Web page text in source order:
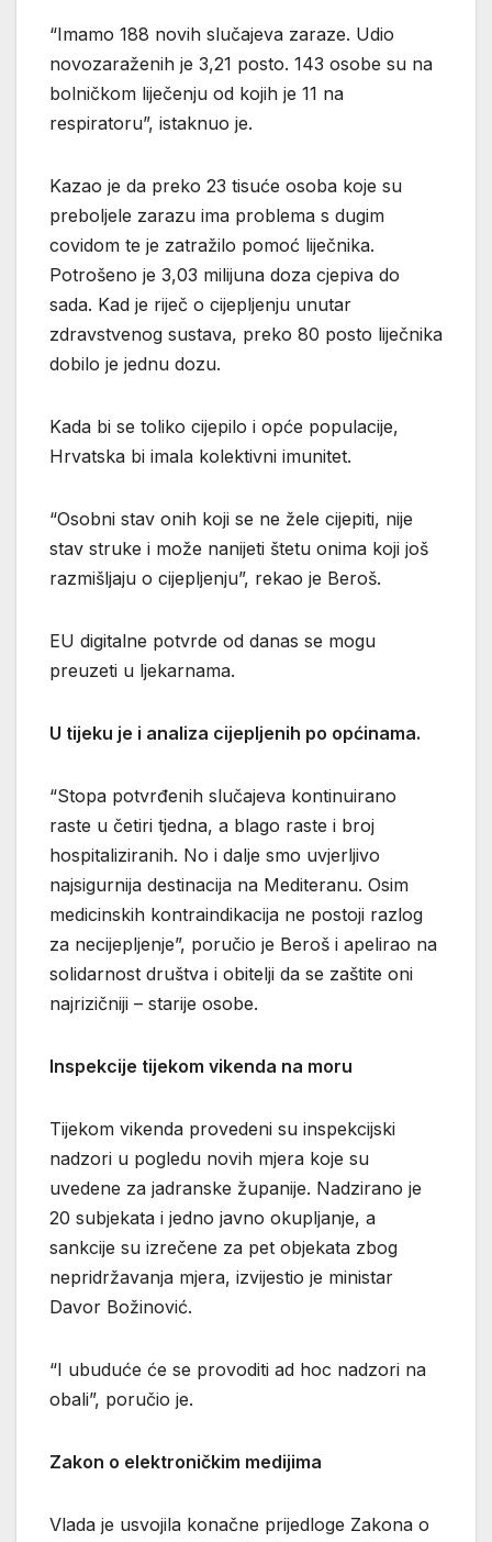
“Imamo 188 novih slučajeva zaraze. Udio
novozaraženih je 3,21 posto. 143 osobe su na
bolničkom liječenju od kojih je 11 na
respiratoru”, istaknuo je.
Kazao je da preko 23 tisuće osoba koje su
preboljele zarazu ima problema s dugim
covidom te je zatražilo pomoć liječnika.
Potrošeno je 3,03 milijuna doza cjepiva do
sada. Kad je riječ o cijepljenju unutar
zdravstvenog sustava, preko 80 posto liječnika
dobilo je jednu dozu.
Kada bi se toliko cijepilo i opće populacije,
Hrvatska bi imala kolektivni imunitet.
“Osobni stav onih koji se ne žele cijepiti, nije
stav struke i može nanijeti štetu onima koji još
razmišljaju o cijepljenju”, rekao je Beroš.
EU digitalne potvrde od danas se mogu
preuzeti u ljekarnama.
U tijeku je i analiza cijepljenih po općinama.
“Stopa potvrđenih slučajeva kontinuirano
raste u četiri tjedna, a blago raste i broj
hospitaliziranih. No i dalje smo uvjerljivo
najsigurnija destinacija na Mediteranu. Osim
medicinskih kontraindikacija ne postoji razlog
za necijepljenje”, poručio je Beroš i apelirao na
solidarnost društva i obitelji da se zaštite oni
najrizičniji – starije osobe.
Inspekcije tijekom vikenda na moru
Tijekom vikenda provedeni su inspekcijski
nadzori u pogledu novih mjera koje su
uvedene za jadranske županije. Nadzirano je
20 subjekata i jedno javno okupljanje, a
sankcije su izrečene za pet objekata zbog
nepridržavanja mjera, izvijestio je ministar
Davor Božinović.
“I ubuduće će se provoditi ad hoc nadzori na
obali”, poručio je.
Zakon o elektroničkim medijima
Vlada je usvojila konačne prijedloge Zakona o